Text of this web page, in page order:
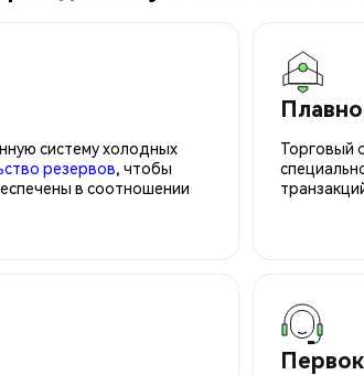
систему холодных
резервов, чтобы
в соотношении
Торговый